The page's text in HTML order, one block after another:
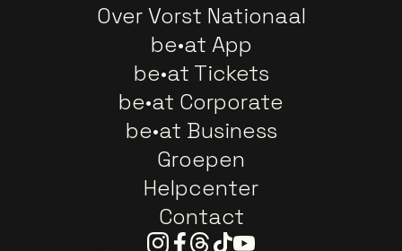
Over Vorst Nationaal
be•at App
be•at Tickets
be•at Corporate
be•at Business
Groepen
Helpcenter
Contact
Instagram
Facebook
Threads
TiktokYoutube